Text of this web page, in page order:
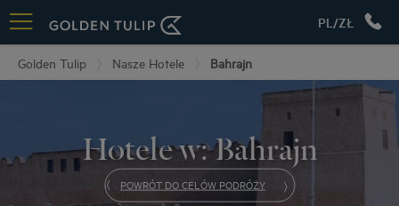
PL/ZŁ
Golden Tulip Nasze Hotele Bahrajn
Hotele w: Bahrajn
POWRÓT DO CELÓW PODRÓŻY